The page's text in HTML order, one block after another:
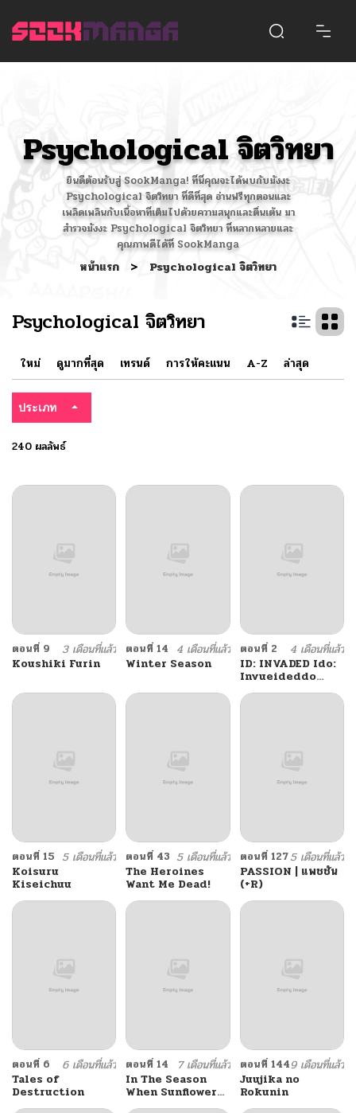
Psychological จิตวิทยา
ยินดีต้อนรับสู่ SookManga! ที่นี่คุณจะได้พบกับมังงะ
Psychological จิตวิทยา ที่ดีที่สุด อ่านฟรีทุกตอนและ
เพลิดเพลินกับเนื้อหาที่เต็มไปด้วยความสนุกและตื่นเต้น มา
สำรวจมังงะ Psychological จิตวิทยา ที่หลากหลายและ
คุณภาพดีได้ที่ SookManga
หน้าแรก > Psychological จิตวิทยา
Psychological จิตวิทยา
ใหม่ ดูมากที่สุด เทรนด์ การให้คะแนน A-Z ล่าสุด
ประเภท
240 ผลลัพธ์
ตอนที่ 9
3 เดือนที่แล้ว
Koushiki Furin
ตอนที่ 14 4 เดือนที่แล้ว
Winter Season
ตอนที่ 2
4 เดือนที่แล้ว
ID: INVADED Ido:
Invueideddo
#BRAKE BROKEN
ตอนที่ 15 5 เดือนที่แล้ว
Koisuru
Kiseichuu
ตอนที่ 43 5 เดือนที่แล้ว
The Heroines
Want Me Dead!
ตอนที่ 1275 เดือนที่แล้ว
PASSION | แพชชัน
(+R)
ตอนที่ 6
6 เดือนที่แล้ว
Tales of
Destruction
ตอนที่ 14
7 เดือนที่แล้ว
In The Season
When Sunflowers
Whisper
ตอนที่ 1449 เดือนที่แล้ว
Juujika no
Rokunin